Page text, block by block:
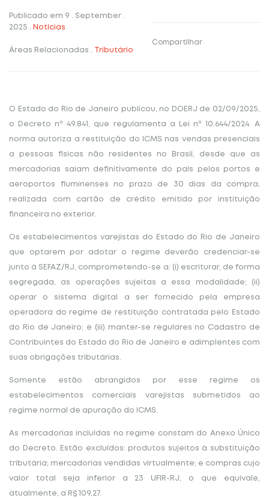
Publicado em 9 . September .
2025
Notícias
Áreas Relacionadas Tributário
Compartilhar
O Estado do Rio de Janeiro publicou, no DOERJ de 02/09/2025,
o Decreto nº 49.841, que regulamenta a Lei nº 10.644/2024. A
norma autoriza a restituição do ICMS nas vendas presenciais
a pessoas físicas não residentes no Brasil, desde que as
mercadorias saiam definitivamente do país pelos portos e
aeroportos fluminenses no prazo de 30 dias da compra,
realizada com cartão de crédito emitido por instituição
financeira no exterior.
Os estabelecimentos varejistas do Estado do Rio de Janeiro
que optarem por adotar o regime deverão credenciar-se
junto à SEFAZ/RJ, comprometendo-se a: (i) escriturar, de forma
segregada, as operações sujeitas a essa modalidade; (ii)
operar o sistema digital a ser fornecido pela empresa
operadora do regime de restituição contratada pelo Estado
do Rio de Janeiro; e (iii) manter-se regulares no Cadastro de
Contribuintes do Estado do Rio de Janeiro e adimplentes com
suas obrigações tributárias.
Somente estão abrangidos por esse regime os
estabelecimentos comerciais varejistas submetidos ao
regime normal de apuração do ICMS.
As mercadorias incluídas no regime constam do Anexo Único
do Decreto. Estão excluídos: produtos sujeitos à substituição
tributária; mercadorias vendidas virtualmente; e compras cujo
valor total seja inferior a 23 UFIR-RJ, o que equivale,
atualmente, a R$ 109,27.